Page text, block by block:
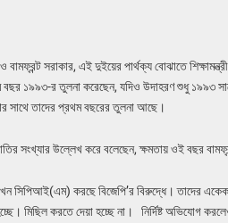
সরাকার, এই দুইয়ের পার্থক্য বোঝাতে
বছর ১৯৯৩-র তুলনা করেছেন, যদিও উদাহরণ শুধু ১৯৯৩
সাথে তাদের প্রথম বছরের তুলনা আছে।
সংখ্যার উল্লেখ করে বলেছেন, ক্ষমতায় ওই বছর
করছে বিজেপি’র বিরুদ্ধে। তাদের
মিছিল করতে দেয়া হচ্ছে না। নির্দিষ্ট